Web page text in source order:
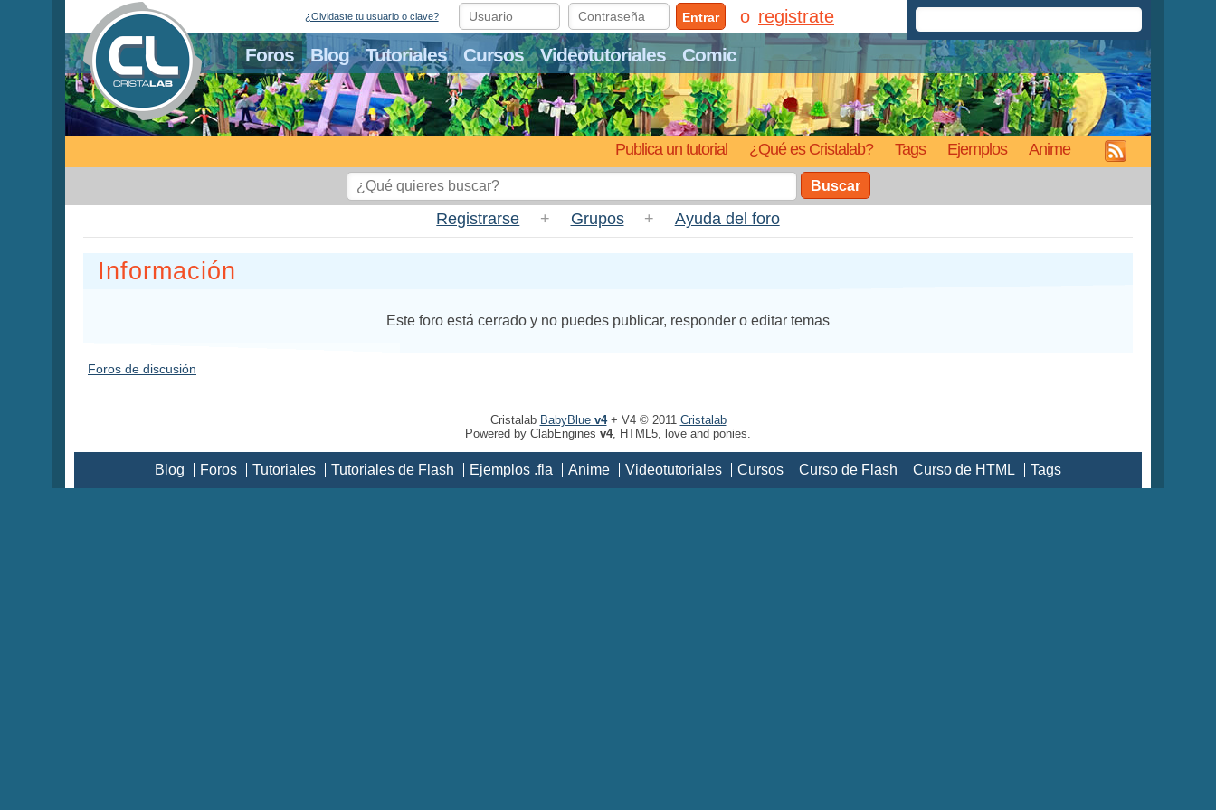
Foros Blog Tutoriales Cursos Videotutoriales Comic
Publica un tutorial ¿Qué es Cristalab? Tags Ejemplos Anime
¿Olvidaste tu usuario o clave? Entrar registrate
Buscar
Registrarse + Grupos + Ayuda del foro
Información
Este foro está cerrado y no puedes publicar, responder o editar temas
Foros de discusión
Cristalab BabyBlue v4+ V4 © 2011 Cristalab
Powered by ClabEngines v4, HTML5, love and ponies.
Blog Foros Tutoriales Tutoriales de Flash Ejemplos .fla Anime Videotutoriales Cursos Curso de Flash Curso de HTML Tags